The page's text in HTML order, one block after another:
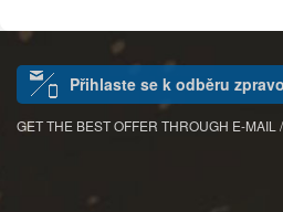
Přihlaste se k odběru
GET THE BEST OFFER THROUGH E-MAIL